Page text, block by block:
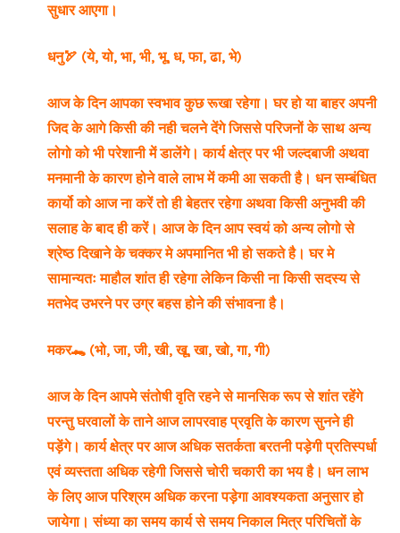
सुधार आएगा।
धनु🏹 (ये, यो, भा, भी, भू, ध, फा, ढा, भे)
आज के दिन आपका स्वभाव कुछ रूखा रहेगा। घर हो या बाहर अपनी
जिद के आगे किसी की नही चलने देंगे जिससे परिजनों के साथ अन्य
लोगो को भी परेशानी में डालेंगे। कार्य क्षेत्र पर भी जल्दबाजी अथवा
मनमानी के कारण होने वाले लाभ में कमी आ सकती है। धन सम्बंधित
कार्यो को आज ना करें तो ही बेहतर रहेगा अथवा किसी अनुभवी की
सलाह के बाद ही करें। आज के दिन आप स्वयं को अन्य लोगो से
श्रेष्ठ दिखाने के चक्कर मे अपमानित भी हो सकते है। घर मे
सामान्यतः माहौल शांत ही रहेगा लेकिन किसी ना किसी सदस्य से
मतभेद उभरने पर उग्र बहस होने की संभावना है।
मकर🐊 (भो, जा, जी, खी, खू, खा, खो, गा, गी)
आज के दिन आपमे संतोषी वृति रहने से मानसिक रूप से शांत रहेंगे
परन्तु घरवालों के ताने आज लापरवाह प्रवृति के कारण सुनने ही
पड़ेंगे। कार्य क्षेत्र पर आज अधिक सतर्कता बरतनी पड़ेगी प्रतिस्पर्धा
एवं व्यस्तता अधिक रहेगी जिससे चोरी चकारी का भय है। धन लाभ
के लिए आज परिश्रम अधिक करना पड़ेगा आवश्यकता अनुसार हो
जायेगा। संध्या का समय कार्य से समय निकाल मित्र परिचितों के